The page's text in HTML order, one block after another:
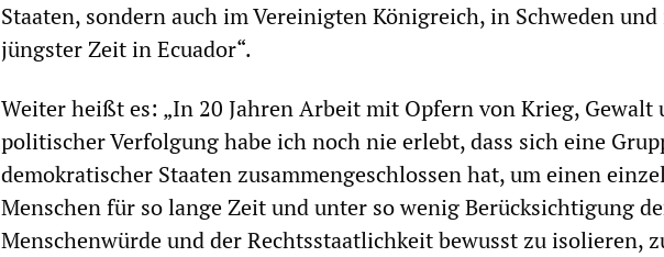
Staaten, sondern auch im Vereinigten Königreich, in Schweden
jüngster Zeit in Ecuador“.
Weiter heißt es: „In 20 Jahren Arbeit mit Opfern von Krieg, Gewalt
politischer Verfolgung habe ich noch nie erlebt, dass sich eine
demokratischer Staaten zusammengeschlossen hat, um einen
Menschen für so lange Zeit und unter so wenig Berücksichtigung
Menschenwürde und der Rechtsstaatlichkeit bewusst zu isolieren,